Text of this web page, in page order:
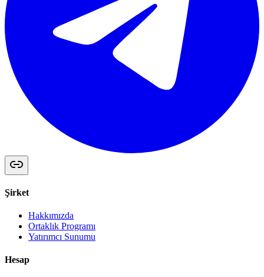
Şirket
Hakkımızda
Ortaklık Programı
Yatırımcı Sunumu
Hesap